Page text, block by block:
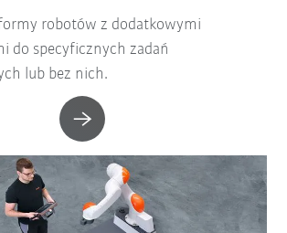
robotów z dodatkowymi
do specyficznych zadań
lub bez nich.